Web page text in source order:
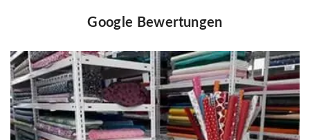
Google Bewertungen